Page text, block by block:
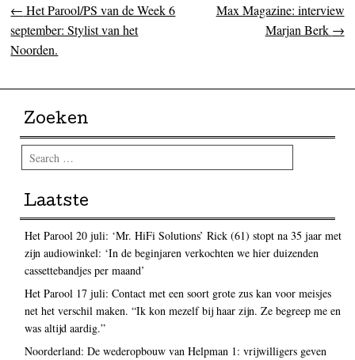
Post navigation
← Het Parool/PS van de Week 6
september: Stylist van het
Noorden.
Max Magazine: interview
Marjan Berk →
Zoeken
Search
Laatste
Het Parool 20 juli: ‘Mr. HiFi Solutions’ Rick (61) stopt na 35 jaar met
zijn audiowinkel: ‘In de beginjaren verkochten we hier duizenden
cassettebandjes per maand’
Het Parool 17 juli: Contact met een soort grote zus kan voor meisjes
net het verschil maken. “Ik kon mezelf bij haar zijn. Ze begreep me en
was altijd aardig.”
Noorderland: De wederopbouw van Helpman 1: vrijwilligers geven